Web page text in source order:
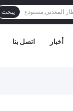
يبحث
اتصل بنا أخبار